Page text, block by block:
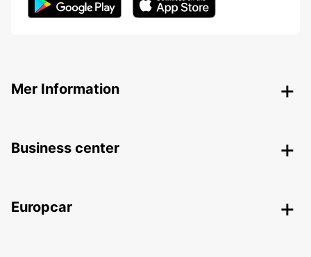
Mer Information
Business center
Europcar